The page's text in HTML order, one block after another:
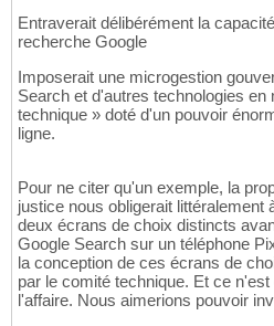
Entraverait délibérément la
recherche Google
Imposerait une microgestion
Search et d'autres technologies
technique » doté d'un pouvoir
ligne.
Pour ne citer qu'un exemple, la
justice nous obligerait littéralement
deux écrans de choix distincts
Google Search sur un téléphone
la conception de ces écrans de
par le comité technique. Et ce
l'affaire. Nous aimerions pouvoir